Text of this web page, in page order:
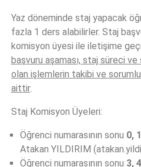
İLETIŞIM
Yaz döneminde staj yapacak
fazla 1 ders alabilirler. Staj
komisyon üyesi ile iletişime
başvuru aşaması, staj süreci
olan işlemlerin takibi ve
aittir.
Staj Komisyon Üyeleri:
Öğrenci numarasının sonu 0,
Atakan YILDIRIM
Öğrenci numarasının sonu 3,